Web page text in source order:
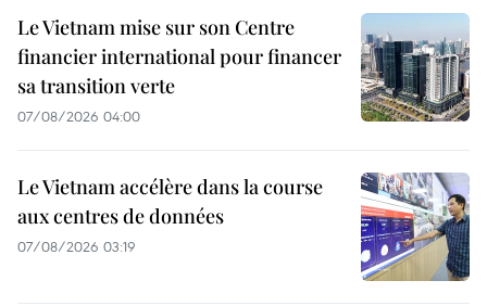
Le Vietnam mise sur son Centre
financier international pour financer
sa transition verte
07/08/2026 04:00
Le Vietnam accélère dans la course
aux centres de données
07/08/2026 03:19